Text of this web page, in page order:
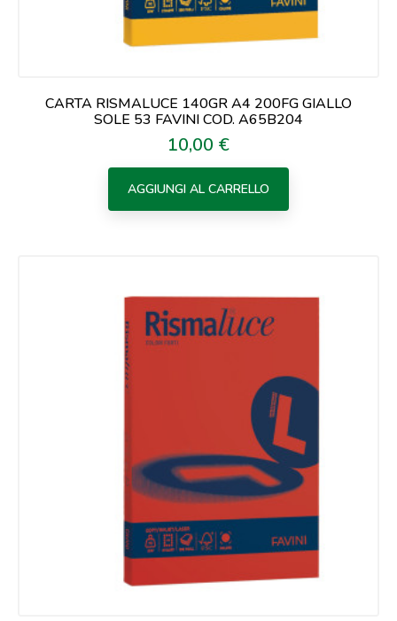
CARTA RISMALUCE 140GR A4 200FG GIALLO
SOLE 53 FAVINI COD. A65B204
Prezzo
10,00 €
AGGIUNGI AL CARRELLO